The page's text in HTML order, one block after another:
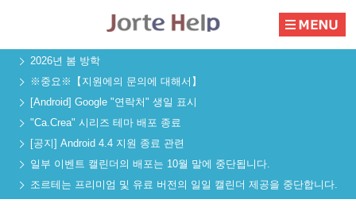
2026년 봄 방학
※중요※【지원에의 문의에 대해서】
[Android] Google "연락처" 생일 표시
"Ca.Crea" 시리즈 테마 배포 종료
[공지] Android 4.4 지원 종료 관련
일부 이벤트 캘린더의 배포는 10월 말에 중단됩니다.
조르테는 프리미엄 및 유료 버전의 일일 캘린더 제공을 중단합니다.